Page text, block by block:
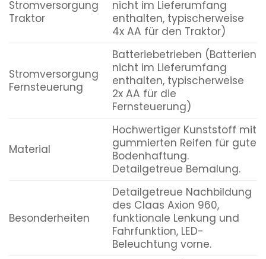
Stromversorgung
Traktor
nicht im Lieferumfang
enthalten, typischerweise
4x AA für den Traktor)
Stromversorgung
Fernsteuerung
Batteriebetrieben (Batterien
nicht im Lieferumfang
enthalten, typischerweise
2x AA für die
Fernsteuerung)
Material
Hochwertiger Kunststoff mit
gummierten Reifen für gute
Bodenhaftung.
Detailgetreue Bemalung.
Besonderheiten
Detailgetreue Nachbildung
des Claas Axion 960,
funktionale Lenkung und
Fahrfunktion, LED-
Beleuchtung vorne.